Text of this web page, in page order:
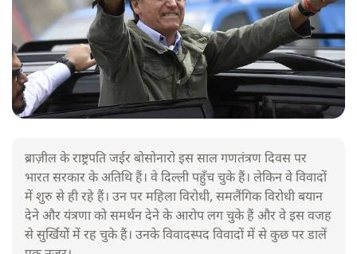
ब्राज़ील के राष्ट्रपति जईर बोसोनारो इस साल गणतंत्रण दिवस पर
भारत सरकार के अतिथि हैं। वे दिल्ली पहुँच चुके हैं। लेकिन वे विवादों
में शुरु से ही रहे हैं। उन पर महिला विरोधी, समलैंगिक विरोधी बयान
देने और यंत्रणा को समर्थन देने के आरोप लग चुके हैं और वे इस वजह
से सुर्खियोें में रह चुके हैं। उनके विवादस्पद विवादों में से कुछ पर डालें